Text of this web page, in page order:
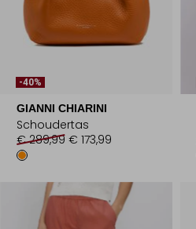
-40%
GIANNI CHIARINI
Schoudertas
€ 289,99 € 173,99